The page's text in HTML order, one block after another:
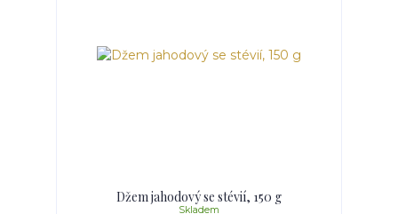
Džem jahodový se stévií, 150 g
Skladem